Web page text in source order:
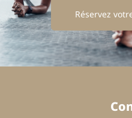
Réservez